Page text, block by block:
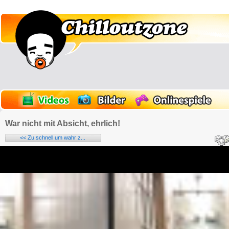
War nicht mit Absicht, ehrlich!
<< Zu schnell um wahr z...